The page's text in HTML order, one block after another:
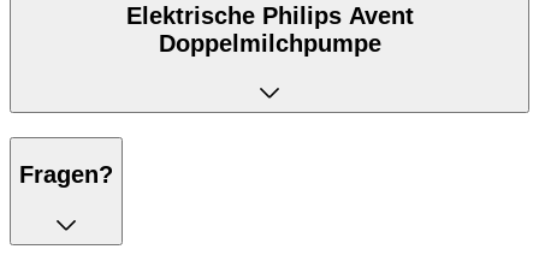
Elektrische Philips Avent
Doppelmilchpumpe
Fragen?